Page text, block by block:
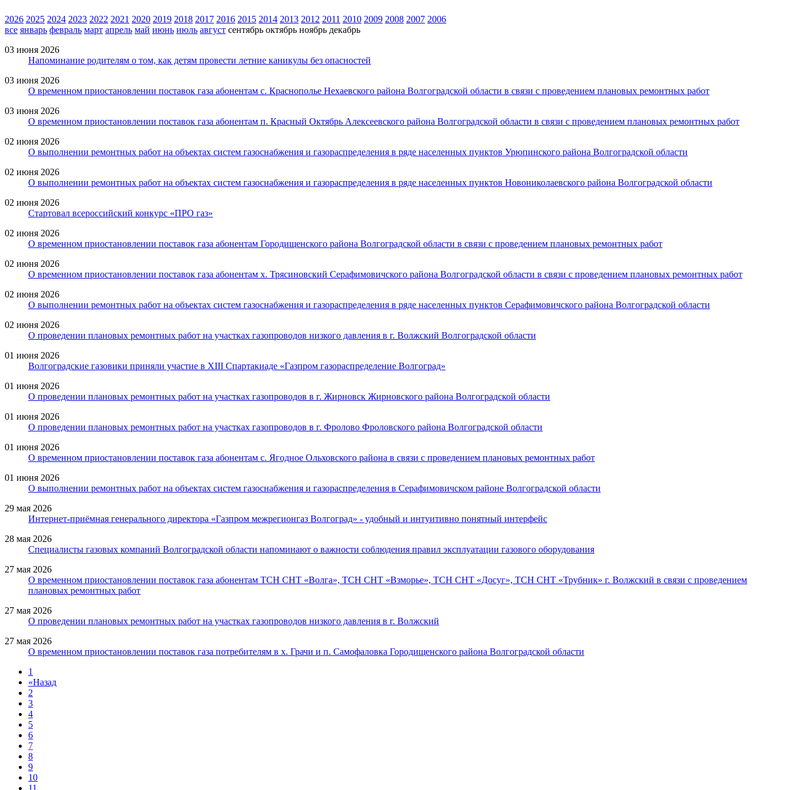
2026 2025 2024 2023 2022 2021 2020 2019 2018 2017 2016 2015 2014 2013 2012 2011 2010 2009 2008 2007 2006
все январь февраль март апрель май июнь июль август сентябрь октябрь ноябрь декабрь
03 июня 2026
Напоминание родителям о том, как детям провести летние каникулы без опасностей
03 июня 2026
О временном приостановлении поставок газа абонентам с. Краснополье Нехаевского района Волгоградской области в связи с проведением плановых ремонтных работ
03 июня 2026
О временном приостановлении поставок газа абонентам п. Красный Октябрь Алексеевского района Волгоградской области в связи с проведением плановых ремонтных работ
02 июня 2026
О выполнении ремонтных работ на объектах систем газоснабжения и газораспределения в ряде населенных пунктов Урюпинского района Волгоградской области
02 июня 2026
О выполнении ремонтных работ на объектах систем газоснабжения и газораспределения в ряде населенных пунктов Новониколаевского района Волгоградской области
02 июня 2026
Стартовал всероссийский конкурс «ПРО газ»
02 июня 2026
О временном приостановлении поставок газа абонентам Городищенского района Волгоградской области в связи с проведением плановых ремонтных работ
02 июня 2026
О временном приостановлении поставок газа абонентам х. Трясиновский Серафимовичского района Волгоградской области в связи с проведением плановых ремонтных работ
02 июня 2026
О выполнении ремонтных работ на объектах систем газоснабжения и газораспределения в ряде населенных пунктов Серафимовичского района Волгоградской области
02 июня 2026
О проведении плановых ремонтных работ на участках газопроводов низкого давления в г. Волжский Волгоградской области
01 июня 2026
Волгоградские газовики приняли участие в XIII Спартакиаде «Газпром газораспределение Волгоград»
01 июня 2026
О проведении плановых ремонтных работ на участках газопроводов в г. Жирновск Жирновского района Волгоградской области
01 июня 2026
О проведении плановых ремонтных работ на участках газопроводов в г. Фролово Фроловского района Волгоградской области
01 июня 2026
О временном приостановлении поставок газа абонентам с. Ягодное Ольховского района в связи с проведением плановых ремонтных работ
01 июня 2026
О выполнении ремонтных работ на объектах систем газоснабжения и газораспределения в Серафимовичском районе Волгоградской области
29 мая 2026
Интернет-приёмная генерального директора «Газпром межрегионгаз Волгоград» - удобный и интуитивно понятный интерфейс
28 мая 2026
Специалисты газовых компаний Волгоградской области напоминают о важности соблюдения правил эксплуатации газового оборудования
27 мая 2026
О временном приостановлении поставок газа абонентам ТСН СНТ «Волга», ТСН СНТ «Взморье», ТСН СНТ «Досуг», ТСН СНТ «Трубник» г. Волжский в связи с проведением
плановых ремонтных работ
27 мая 2026
О проведении плановых ремонтных работ на участках газопроводов низкого давления в г. Волжский
27 мая 2026
О временном приостановлении поставок газа потребителям в х. Грачи и п. Самофаловка Городищенского района Волгоградской области
1
«Назад
2
3
4
5
6
7
8
9
10
11